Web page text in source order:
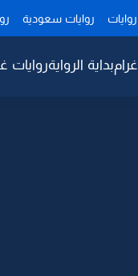
روايات روايات سعودية
غرامبداية الروايةروايات